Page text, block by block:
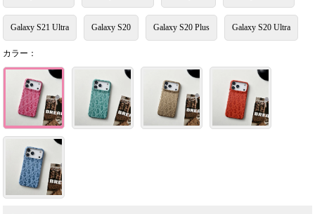
Galaxy S21 Ultra Galaxy S20 Galaxy S20 Plus Galaxy S20 Ultra
カラー：